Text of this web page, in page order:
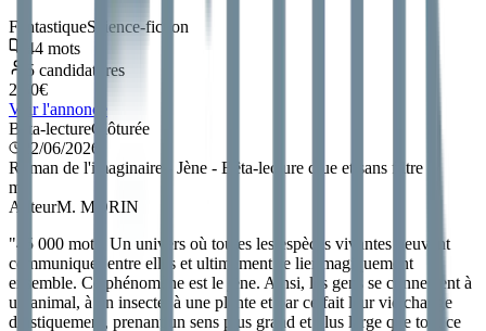
FantastiqueScience-fiction
44 mots
5 candidatures
2.50€
Voir l'annonce
Bêta-lectureClôturée
22/06/2026
Roman de l'imaginaire - Jène - Bêta-lecture crue et sans filtre
m
AuteurM. MORIN
"45 000 mots. Un univers où toutes les espèces vivantes peuvent
communiquer entre elles et ultimement se lier magiquement
ensemble. Ce phénomène est le jène. Ainsi, les gens se connectent à
un animal, à un insecte, à une plante et par ce fait leur vie change
drastiquement, prenant un sens plus grand et plus large que tout ce